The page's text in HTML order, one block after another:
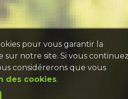
pour vous garantir la
sur notre site. Si vous
considérerons que vous
des cookies.